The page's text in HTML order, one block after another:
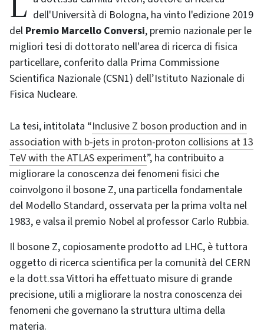
La dott.ssa Camilla Vittori, dottore di ricerca dell'Università di Bologna, ha vinto l'edizione 2019
del Premio Marcello Conversi, premio nazionale per le
migliori tesi di dottorato nell'area di ricerca di fisica
particellare, conferito dalla Prima Commissione
Scientifica Nazionale (CSN1) dell’Istituto Nazionale di
Fisica Nucleare.
La tesi, intitolata “Inclusive Z boson production and in
association with b-jets in proton-proton collisions at 13
TeV with the ATLAS experiment”, ha contribuito a
migliorare la conoscenza dei fenomeni fisici che
coinvolgono il bosone Z, una particella fondamentale
del Modello Standard, osservata per la prima volta nel
1983, e valsa il premio Nobel al professor Carlo Rubbia.
Il bosone Z, copiosamente prodotto ad LHC, è tuttora
oggetto di ricerca scientifica per la comunità del CERN
e la dott.ssa Vittori ha effettuato misure di grande
precisione, utili a migliorare la nostra conoscenza dei
fenomeni che governano la struttura ultima della
materia.